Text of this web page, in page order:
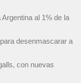
al 1% de la
desenmascarar a
con nuevas